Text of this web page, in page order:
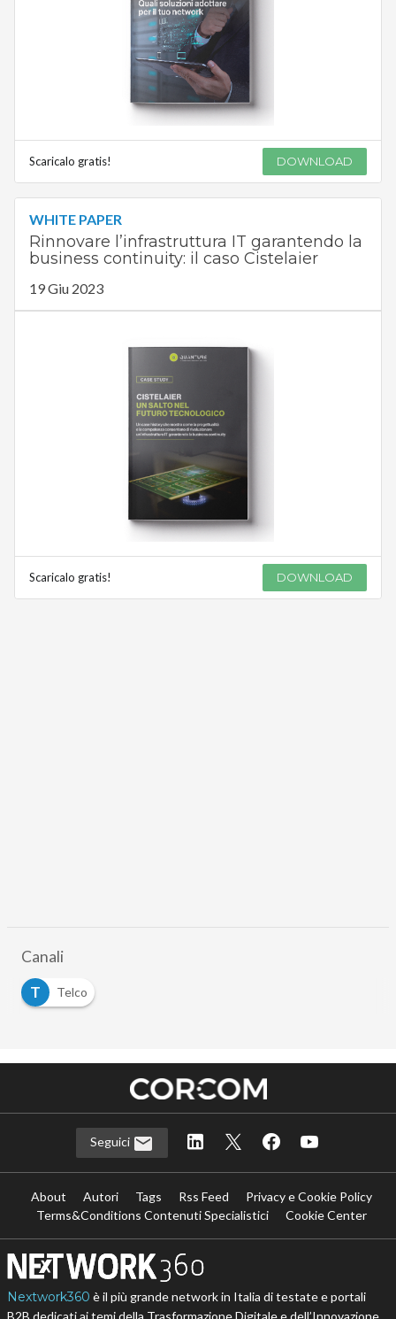
Scaricalo gratis! DOWNLOAD
WHITE PAPER
Rinnovare l’infrastruttura IT garantendo la
business continuity: il caso Cistelaier
19 Giu 2023
Scaricalo gratis! DOWNLOAD
Canali
T
Telco
Seguici
About Autori Tags Rss Feed
Privacy e Cookie Policy
Terms&Conditions Contenuti Specialistici
Cookie Center
Nextwork360 è il più grande network in Italia di testate e portali
B2B dedicati ai temi della Trasformazione Digitale e dell’Innovazione